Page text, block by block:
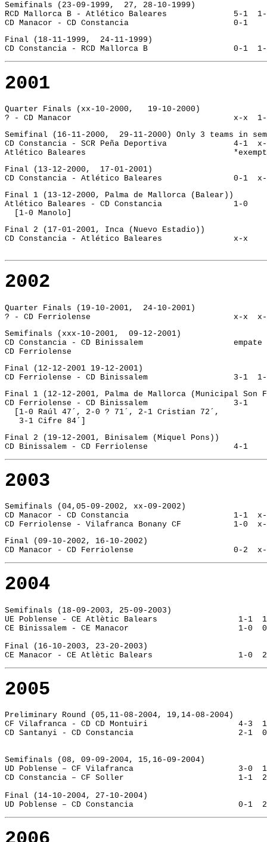
Semifinals (23-09-1999,  27, 28-10-1999)
RCD Mallorca B - Atlético Baleares
CD Manacor - CD Constancia			0-1
Final (18-11-1999,  24-11-1999)
CD Constancia - RCD Mallorca B
2001
Quarter Finals (xx-10-2000,   19-10-2000)
? - CD Manacor					x-
Semifinal (16-11-2000,  29-11-2000) Only 3 teams in
CD Constancia - SCR Peña Deportiva
Atlético Baleares				*exempt
Final (13-12-2000,  17-01-2001)
CD Constancia - Atlético Baleares
Final 1 (13-12-2000, Palma de Mallorca (Balear))
Atlético Baleares - CD Constancia		1-0
  [1-0 Manolo]
Final 2 (17-01-2001, Inca (Nuevo Estadio))
CD Constancia - Atlético Baleares		x-x
2002
Quarter Finals (19-10-2001,  24-10-2001)
? - CD Ferriolense				x-
Semifinals (xxx-10-2001,  09-12-2001)
CD Constancia - CD
CD Ferriolense
Final (12-12-2001 19-12-2001)
CD Ferriolense - CD Binissalem
Final 1 (12-12-2001, Palma de Mallorca (Municipal
CD Ferriolense - CD Binissalem			3-1
  [1-0 Raúl 47´, 2-0 ? 71´, 2-1 Cristian 72´,
   3-1 Cifre 84´]
Final 2 (19-12-2001, Binisalem (Miquel Pons))
CD Binissalem - CD Ferriolense			4-1
2003
Semifinals (04,05-09-2002, xx-09-2002)
CD Manacor - CD Constancia
CD Ferriolense - Vilafranca Bonany CF
Final (09-10-2002, 16-10-2002)
CD Manacor - CD Ferriolense
2004
Semifinals (18-09-2003, 25-09-2003)
UE Poblense - CE Atlètic Balears                 1-1
CE Binissalem - CE Manacor                       1-0
Final (16-10-2003, 23-20-2003)
CE Manacor - CE Atlètic Balears                  1-0
2005
Preliminary Round (05,11-08-2004, 19,14-08-2004)
CF Vilafranca - CD CD Montuiri
CD Santanyi - CD Constancia                      2-1
Semifinals (08, 09-09-2004, 15,16-09-2004)
UD Poblense – CF Vilafranca                      3-0
CD Constancia – CF Soller                        1-1
Final (14-10-2004, 27-10-2004)
UD Poblense – CD Constancia                      0-1  2-